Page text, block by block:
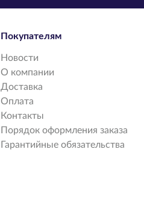
Покупателям
Новости
О компании
Доставка
Оплата
Контакты
Порядок оформления заказа
Гарантийные обязательства